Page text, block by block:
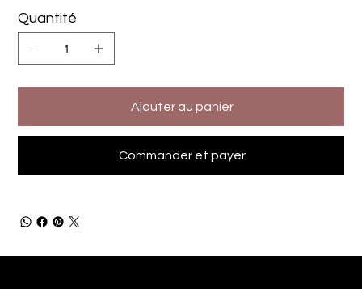
Quantité
Ajouter au panier
Commander et payer